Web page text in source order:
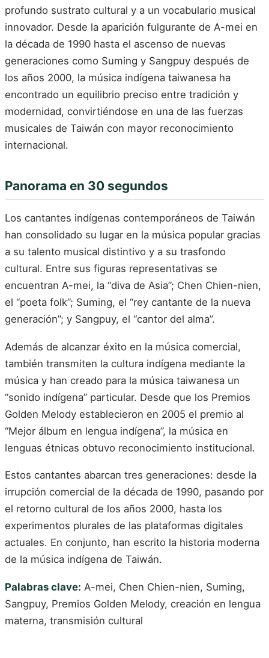
profundo sustrato cultural y a un vocabulario musical
innovador. Desde la aparición fulgurante de A-mei en
la década de 1990 hasta el ascenso de nuevas
generaciones como Suming y Sangpuy después de
los años 2000, la música indígena taiwanesa ha
encontrado un equilibrio preciso entre tradición y
modernidad, convirtiéndose en una de las fuerzas
musicales de Taiwán con mayor reconocimiento
internacional.
Panorama en 30 segundos
Los cantantes indígenas contemporáneos de Taiwán
han consolidado su lugar en la música popular gracias
a su talento musical distintivo y a su trasfondo
cultural. Entre sus figuras representativas se
encuentran A-mei, la “diva de Asia”; Chen Chien-nien,
el “poeta folk”; Suming, el “rey cantante de la nueva
generación”; y Sangpuy, el “cantor del alma”.
Además de alcanzar éxito en la música comercial,
también transmiten la cultura indígena mediante la
música y han creado para la música taiwanesa un
“sonido indígena” particular. Desde que los Premios
Golden Melody establecieron en 2005 el premio al
“Mejor álbum en lengua indígena”, la música en
lenguas étnicas obtuvo reconocimiento institucional.
Estos cantantes abarcan tres generaciones: desde la
irrupción comercial de la década de 1990, pasando por
el retorno cultural de los años 2000, hasta los
experimentos plurales de las plataformas digitales
actuales. En conjunto, han escrito la historia moderna
de la música indígena de Taiwán.
Palabras clave: A-mei, Chen Chien-nien, Suming,
Sangpuy, Premios Golden Melody, creación en lengua
materna, transmisión cultural